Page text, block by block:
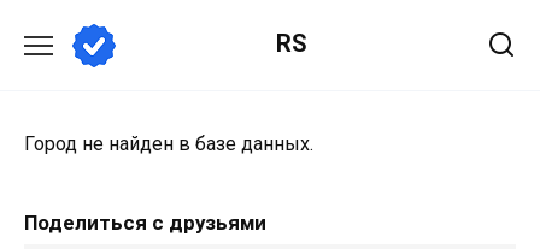
содержанию
RS
Город не найден в базе данных.
Поделиться с друзьями